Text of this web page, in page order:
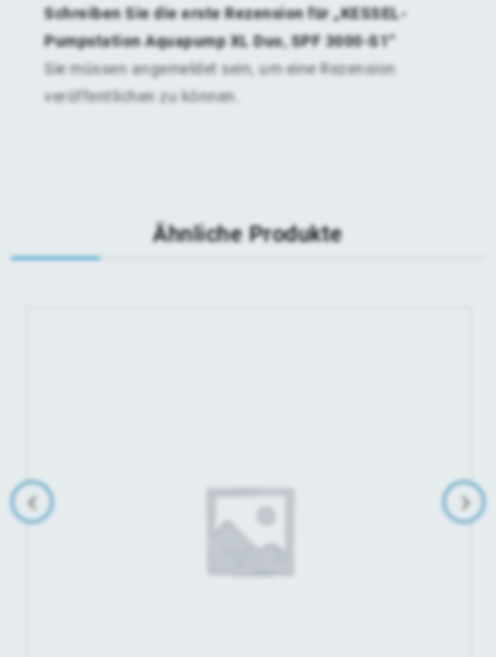
Schreiben Sie die erste Rezension für „KESSEL-
Pumpstation Aquapump XL Duo, SPF 3000-S1“
Sie müssen angemeldet sein, um eine Rezension
veröffentlichen zu können.
Ähnliche Produkte